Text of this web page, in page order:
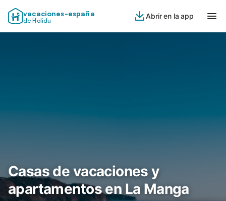
vacaciones-españa
de Holidu
Abrir en la app
Casas de vacaciones y
apartamentos en La Manga